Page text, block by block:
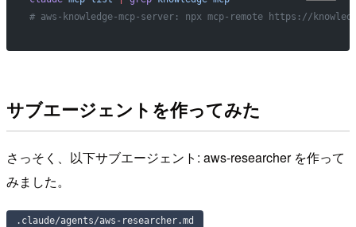
# aws-knowledge-mcp-server: npx mcp-remote https://
サブエージェントを作ってみた
さっそく、以下サブエージェント: aws-researcher を作って
みました。
.claude/agents/aws-researcher.md